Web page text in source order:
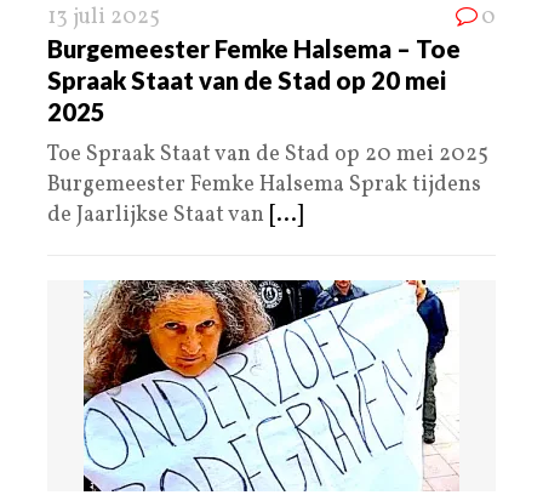
13 juli 2025 0
Burgemeester Femke Halsema – Toe
Spraak Staat van de Stad op 20 mei
2025
Toe Spraak Staat van de Stad op 20 mei 2025
Burgemeester Femke Halsema Sprak tijdens
de Jaarlijkse Staat van [...]